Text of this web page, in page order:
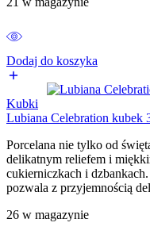
Dodaj do koszyka
Kubki
Lubiana Celebration kubek
Porcelana nie tylko od
delikatnym reliefem i
cukierniczkach i
pozwala z przyjemnością
26 w magazynie